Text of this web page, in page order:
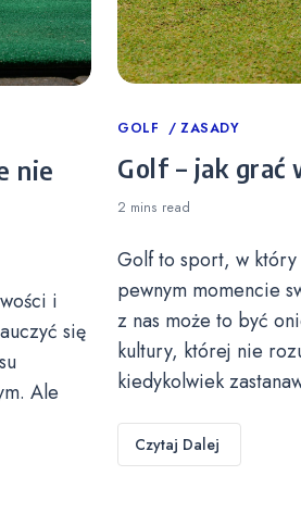
nie
i
się
Ale
Categories
GOLF ZASADY
Golf – jak grać
2 mins read
Golf to sport, w który
pewnym momencie
z nas może to być
kultury, której nie
kiedykolwiek
Czytaj Dalej